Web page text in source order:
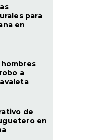
para
en
a
de
en